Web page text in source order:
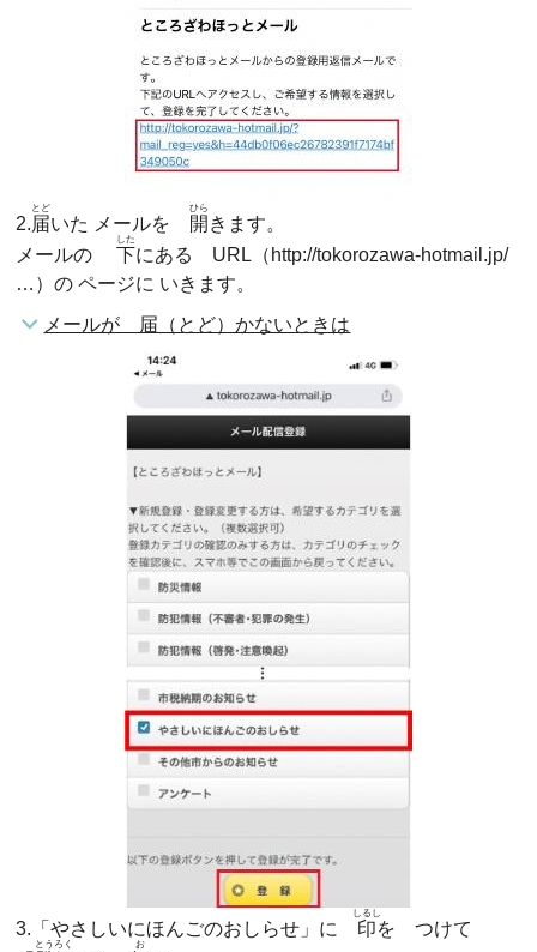
2.届
とど
いた メールを 開
ひら
きます。
メールの下
した
にある URL（http://tokorozawa-hotmail.jp/
…）の ページに いきます。
メールが 届（とど）かないときは
3.「やさしいにほんごのおしらせ」に 印
しるし
を つけて
とうろく お